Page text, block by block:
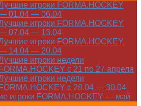
игроки FORMA.HOCKEY
01.04 — 06.04
игроки FORMA.HOCKEY
07.04 — 13.04
игроки FORMA.HOCKEY
14.04 — 20.04
игроки недели
FORMA.HOCKEY с 21 по 27 апреля
игроки недели
FORMA.HOCKEY с 28.04 — 30.04
игроки FORMA.HOCKEY — май